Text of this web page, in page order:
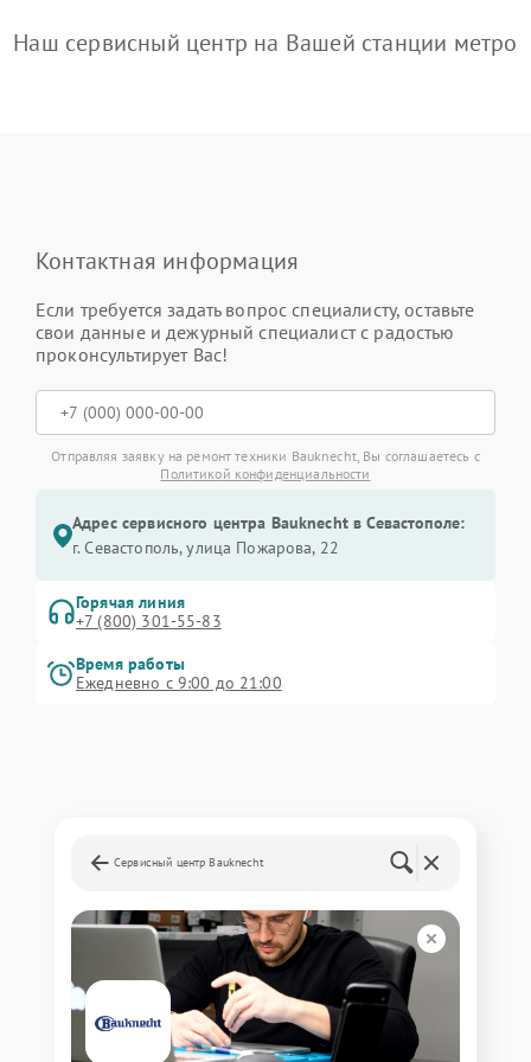
Наш сервисный центр на Вашей станции метро
Контактная информация
Если требуется задать вопрос специалисту, оставьте
свои данные и дежурный специалист с радостью
проконсультирует Вас!
Отправляя заявку на ремонт техники Bauknecht, Вы соглашаетесь с
Политикой конфиденциальности
Адрес сервисного центра Bauknecht в Севастополе:
г. Севастополь, улица Пожарова, 22
Горячая линия
+7 (800) 301-55-83
Время работы
Ежедневно с 9:00 до 21:00
Сервисный центр Bauknecht